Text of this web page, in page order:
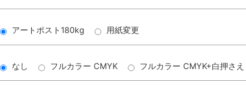
アートポスト180kg 用紙変更
なし フルカラー CMYK フルカラー CMYK+白押さえ